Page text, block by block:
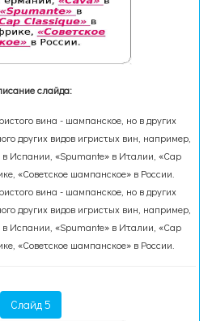
слайда:
вина - шампанское, но в других
других видов игристых вин, например,
в Испании, «Spumante» в Италии, «Cap
«Советское шампанское» в России.
вина - шампанское, но в других
других видов игристых вин, например,
в Испании, «Spumante» в Италии, «Cap
«Советское шампанское» в России.
Слайд 5